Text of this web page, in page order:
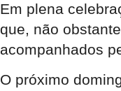
Em plena
que, não
acompanhados
O próximo